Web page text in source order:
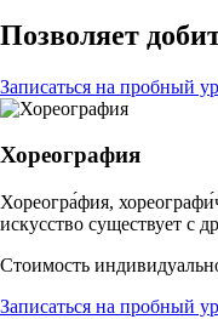
Позволяет
Записаться на пробный
Хореография
Хореогра́фия,
искусство существует с
Стоимость
Записаться на пробный